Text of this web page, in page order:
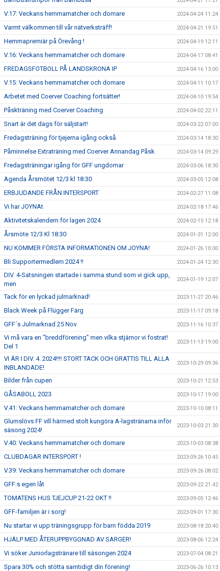
V.17: Veckans hemmamatcher och domare 2024-04-24 11:24
Varmt välkommen till vår nätverksträff! 2024-04-21 19:51
Hemmapremiär på Örevång ! 2024-04-19 12:11
V.16: Veckans hemmamatcher och domare 2024-04-17 08:41
FREDAGSFOTBOLL PÅ LANDSKRONA IP 2024-04-16 13:00
V.15: Veckans hemmamatcher och domare 2024-04-11 10:17
Arbetet med Coerver Coaching fortsätter! 2024-04-10 19:54
Påskträning med Coerver Coaching 2024-04-02 22:11
Snart är det dags för säljstart! 2024-03-22 07:00
Fredagsträning för tjejerna igång också 2024-03-14 18:30
Påminnelse Extraträning med Coerver Annandag Påsk 2024-03-14 09:29
Fredagsträningar igång för GFF ungdomar 2024-03-06 18:30
Agenda Årsmötet 12/3 kl 18:30 2024-03-05 12:08
ERBJUDANDE FRÅN INTERSPORT 2024-02-27 11:08
Vi har JOYNAt 2024-02-18 17:46
Aktivitetskalendern för lagen 2024 2024-02-15 12:18
Årsmöte 12/3 Kl 18:30 2024-01-31 12:00
NU KOMMER FÖRSTA INFORMATIONEN OM JOYNA! 2024-01-26 10:00
Bli Supportermedlem 2024 !! 2024-01-24 12:30
DIV. 4-Satsningen startade i samma stund som vi gick upp,
men
2024-01-19 12:07
Tack för en lyckad julmarknad! 2023-11-27 20:46
Black Week på Flügger Färg 2023-11-17 09:18
GFF´s Julmarknad 25 Nov 2023-11-16 10:37
Vi må vara en "breddförening" men vilka stjärnor vi fostrat!
Del 1
2023-11-13 19:00
VI ÄR I DIV. 4. 2024!!!! STORT TACK OCH GRATTIS TILL ALLA
INBLANDADE!
2023-10-29 09:36
Bilder från cupen 2023-10-21 12:53
GÅSABOLL 2023 2023-10-17 19:00
V.41: Veckans hemmamatcher och domare 2023-10-10 08:11
Glumslövs FF vill härmed stolt kungöra A-lagstränarna inför
säsong 2024!
2023-10-03 21:30
V.40: Veckans hemmamatcher och domare 2023-10-03 08:38
CLUBDAGAR INTERSPORT ! 2023-09-26 10:45
V.39: Veckans hemmamatcher och domare 2023-09-26 08:02
GFF:s egen låt 2023-09-22 21:42
TOMATENS HUS TJEJCUP 21-22 OKT !! 2023-09-05 12:46
GFF-familjen är i sorg! 2023-09-01 17:30
Nu startar vi upp träningsgrupp för barn födda 2019 2023-08-18 20:40
HJÄLP MED ÅTERUPPBYGGNAD AV SARGER! 2023-08-06 12:24
Vi söker Juniorlagstränare till säsongen 2024 2023-07-04 08:21
Spara 30% och stötta samtidigt din förening! 2023-06-26 10:13